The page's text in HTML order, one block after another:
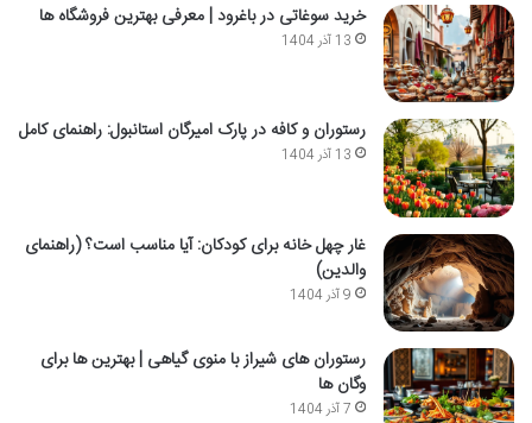
خرید سوغاتی در باغرود | معرفی بهترین فروشگاه ها
13 آذر 1404
رستوران و کافه در پارک امیرگان استانبول: راهنمای کامل
13 آذر 1404
غار چهل خانه برای کودکان: آیا مناسب است؟ (راهنمای
والدین)
9 آذر 1404
رستوران های شیراز با منوی گیاهی | بهترین ها برای
وگان ها
7 آذر 1404